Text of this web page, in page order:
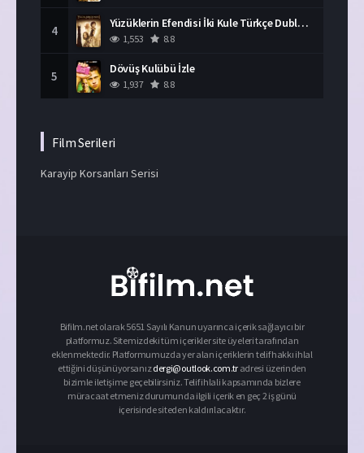
4 Yüzüklerin Efendisi İki Kule Türkçe Dublaj İzle
1,553 8.8
5 Dövüş Kulübü İzle
1,937 8.8
Film Serileri
Karayip Korsanları Serisi
Bifilm.net olarak 5651 Sayılı Kanun uyarınca içerik sağlayıcı bir
platformuz. Sitemizdeki tüm içerikler site üyeleri tarafından
eklenmektedir. Platformumuzda yer alan içeriklerin telif hakkı ihlal
ettiğini düşünüyorsanızdergi@outlook.com.tr adresi üzerinden
bizimle iletişime geçebilirsiniz. Telif ihlali kapsamında bizlere
müracaat etmeniz durumunda ilgili içerik en geç 2 iş günü
içerisinde siteden kaldırılacaktır.